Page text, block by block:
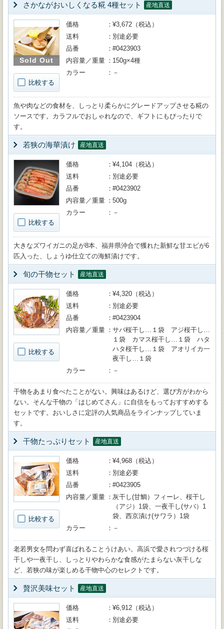
さかながおいしくなる糀 4種セット 産地直送
Sold Out
比較する
価格
¥3,672（税込）
送料
別途必要
品番
#0423903
内容量／重量
150g×4種
カラー
－
魚や肉などの食材を、しっとり柔らかにグレードアップさせる糀の
ソースです。カラフルでおしゃれなので、ギフトにもぴったりで
す。
若狭の海華漬け 産地直送
比較する
価格
¥4,104（税込）
送料
別途必要
品番
#0423902
内容量／重量
500g
カラー
－
大きなズワイガニの足が8本、福井県沖合で獲れた新鮮な甘エビが6
匹入った、しょうゆ仕立ての海鮮漬けです。
旬の干物セット 産地直送
比較する
価格
¥4,320（税込）
送料
別途必要
品番
#0423904
内容量／重量
サバ桜干し…１袋 アジ桜干し…
１袋 カマス桜干し…１袋 ハタ
ハタ桜干し…１袋 アオリイカ一
夜干し…１袋
カラー
－
干物をあまり食べたことがない。興味はあるけど、選び方がわから
ない。そんな干物の「はじめてさん」に自信をもっておすすめする
セットです。おいしさに定評の人気商品をラインナップしていま
す。
干物たっぷりセット 産地直送
比較する
価格
¥4,968（税込）
送料
別途必要
品番
#0423905
内容量／重量
灰干し(甘鯛）フィーレ、桜干し
（アジ）1袋、一夜干し(サバ）1
袋、西京漬け(サワラ）1袋
カラー
－
老若男女を問わず喜ばれることうけあい。高浜で愛されつづける桜
干しや一夜干し、しっとりやわらかな食感がたまらない灰干しな
ど、若狭の味が楽しめる干物中心のセレクトです。
贅沢美味セット 産地直送
価格
¥6,912（税込）
送料
別途必要